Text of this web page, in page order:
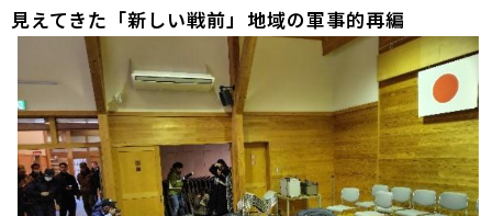
見えてきた「新しい戦前」――地域の軍事的再編